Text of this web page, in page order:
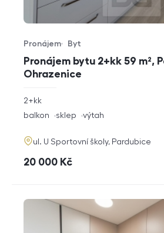
Pronájem bytu 2+kk 59 m²,
Ohrazenice
Typ nabídky
Pronájem
Typ nemovitosti
Byt
rozměry
dispozice
2+kk
funkce
balkon sklep výtah
adresa
ul. U Sportovní školy, Pardubice
cena
20 000 Kč